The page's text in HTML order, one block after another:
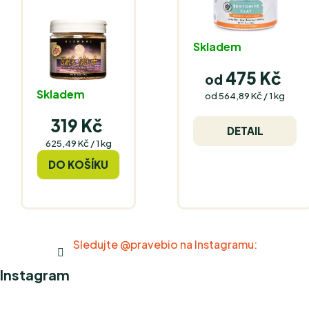
Skladem
319 Kč
Měrná
625,49 Kč / 1 kg
DO KOŠÍKU
Skladem
od 475 Kč
Měrná
od 564,89 Kč / 1 kg
DETAIL
Sledujte @pravebio na Instagramu:
Instagram